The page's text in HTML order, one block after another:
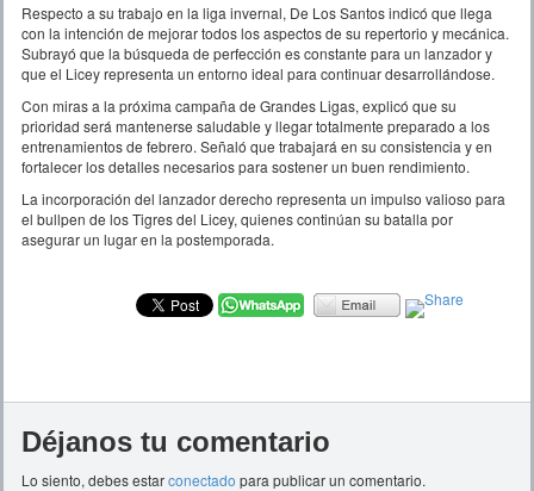
Respecto a su trabajo en la liga invernal, De Los Santos indicó que llega
con la intención de mejorar todos los aspectos de su repertorio y mecánica.
Subrayó que la búsqueda de perfección es constante para un lanzador y
que el Licey representa un entorno ideal para continuar desarrollándose.
Con miras a la próxima campaña de Grandes Ligas, explicó que su
prioridad será mantenerse saludable y llegar totalmente preparado a los
entrenamientos de febrero. Señaló que trabajará en su consistencia y en
fortalecer los detalles necesarios para sostener un buen rendimiento.
La incorporación del lanzador derecho representa un impulso valioso para
el bullpen de los Tigres del Licey, quienes continúan su batalla por
asegurar un lugar en la postemporada.
Déjanos tu comentario
Lo siento, debes estarconectado para publicar un comentario.